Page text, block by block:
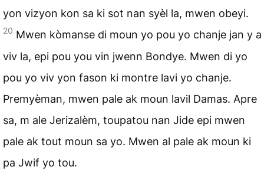
yon vizyon kon sa ki sot nan syèl la, mwen obeyi.
20 Mwen kòmanse di moun yo pou yo chanje jan y a
viv la, epi pou you vin jwenn Bondye. Mwen di yo
pou yo viv yon fason ki montre lavi yo chanje.
Premyèman, mwen pale ak moun lavil Damas. Apre
sa, m ale Jerizalèm, toupatou nan Jide epi mwen
pale ak tout moun sa yo. Mwen al pale ak moun ki
pa Jwif yo tou.